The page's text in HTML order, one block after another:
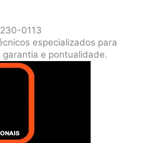
0113
especializados para
e pontualidade.